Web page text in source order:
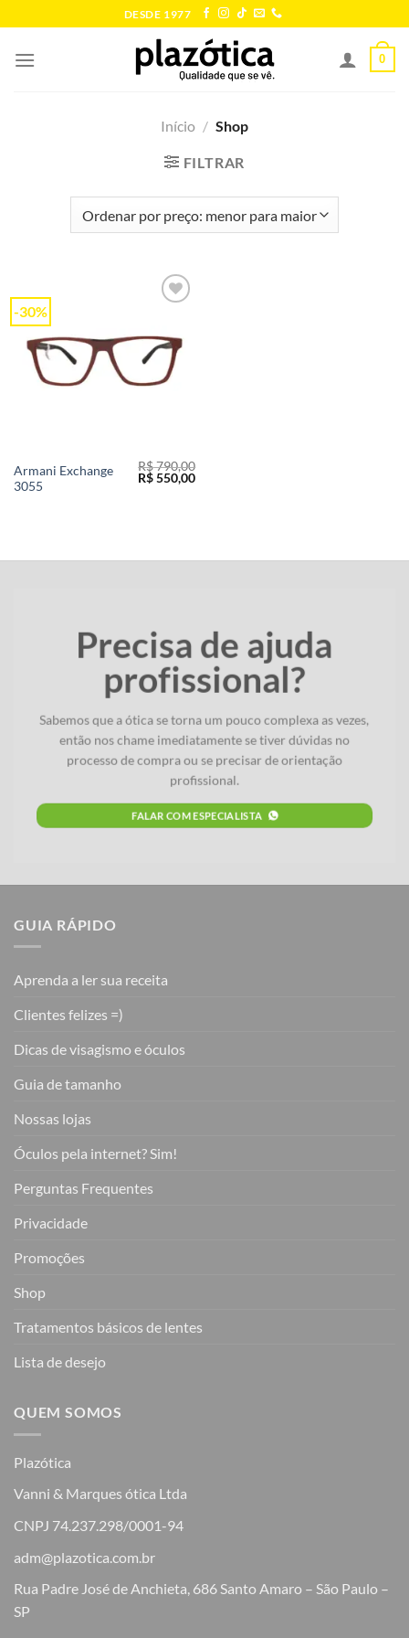
to
content
DESDE 1977
0
Início / Shop
FILTRAR
-30%
Armani Exchange
3055
R$790,00
O
R$550,00O
Precisa de ajuda
profissional?
Sabemos que a ótica se torna um pouco complexa as vezes,
então nos chame imediatamente se tiver dúvidas no
processo de compra ou se precisar de orientação
profissional.
FALAR COM ESPECIALISTA
GUIA RÁPIDO
Aprenda a ler sua receita
Clientes felizes =)
Dicas de visagismo e óculos
Guia de tamanho
Nossas lojas
Óculos pela internet? Sim!
Perguntas Frequentes
Privacidade
Promoções
Shop
Tratamentos básicos de lentes
Lista de desejo
QUEM SOMOS
Plazótica
Vanni & Marques ótica Ltda
CNPJ 74.237.298/0001-94
adm@plazotica.com.br
Rua Padre José de Anchieta, 686 Santo Amaro – São Paulo –
SP